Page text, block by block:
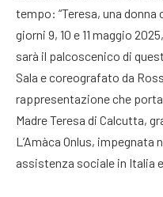
tempo: “Teresa, una donna
giorni 9, 10 e 11 maggio
sarà il palcoscenico di
Sala e coreografato da
rappresentazione che
Madre Teresa di Calcutta,
L’Amàca Onlus,
assistenza sociale in Italia